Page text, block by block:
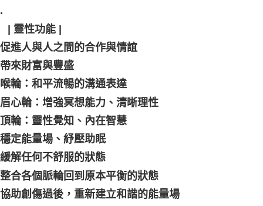
.
⠀| 靈性功能 |
促進人與人之間的合作與情誼
帶來財富與豐盛
喉輪：和平流暢的溝通表達
眉心輪：增強冥想能力、清晰理性
頂輪：靈性覺知、內在智慧
穩定能量場、紓壓助眠
緩解任何不舒服的狀態
整合各個脈輪回到原本平衡的狀態
協助創傷過後，重新建立和諧的能量場